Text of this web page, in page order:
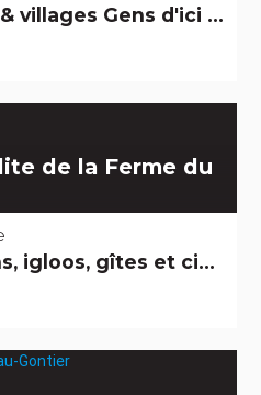
Gens d'ici Petits métiers
de la Ferme du
bars Jardins, activités de découverte et de loisirs Gens d'ici Petits métiers